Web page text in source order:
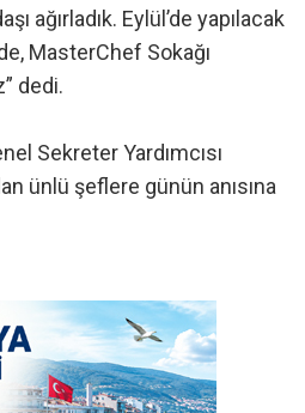
ağırladık. Eylül’de yapılacak
MasterChef Sokağı
dedi.
Sekreter Yardımcısı
ünlü şeflere günün anısına